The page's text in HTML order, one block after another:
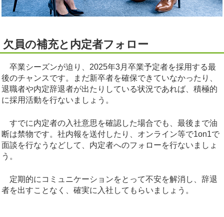
欠員の補充と内定者フォロー
卒業シーズンが迫り、2025年3月卒業予定者を採用する最
後のチャンスです。まだ新卒者を確保できていなかったり、
退職者や内定辞退者が出たりしている状況であれば、積極的
に採用活動を行ないましょう。
すでに内定者の入社意思を確認した場合でも、最後まで油
断は禁物です。社内報を送付したり、オンライン等で1on1で
面談を行なうなどして、内定者へのフォローを行ないましょ
う。
定期的にコミュニケーションをとって不安を解消し、辞退
者を出すことなく、確実に入社してもらいましょう。